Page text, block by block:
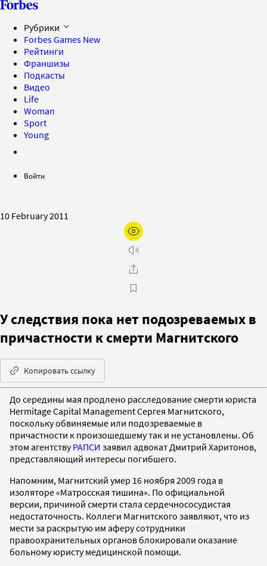
Рубрики
Forbes Games New
Рейтинги
Франшизы
Подкасты
Видео
Life
Woman
Sport
Young
Войти
10 February 2011
У следствия пока нет подозреваемых в
причастности к смерти Магнитского
Копировать ссылку
До середины мая продлено расследование смерти юриста
Hermitage Capital Management Сергея Магнитского,
поскольку обвиняемые или подозреваемые в
причастности к произошедшему так и не установлены. Об
этом агентствуРАПСИ заявил адвокат Дмитрий Харитонов,
представляющий интересы погибшего.
Напомним, Магнитский умер 16 ноября 2009 года в
изоляторе «Матросская тишина». По официальной
версии, причиной смерти стала сердечнососудистая
недостаточность. Коллеги Магнитского заявляют, что из
мести за раскрытую им аферу сотрудники
правоохранительных органов блокировали оказание
больному юристу медицинской помощи.